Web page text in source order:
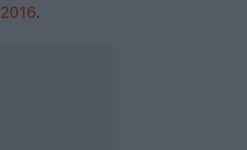
.